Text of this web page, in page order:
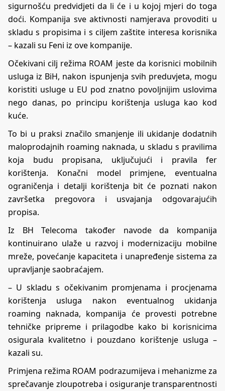
sigurnošću predvidjeti da li će i u kojoj mjeri do toga
doći. Kompanija sve aktivnosti namjerava provoditi u
skladu s propisima i s ciljem zaštite interesa korisnika
– kazali su Feni iz ove kompanije.
Očekivani cilj režima ROAM jeste da korisnici mobilnih
usluga iz BiH, nakon ispunjenja svih preduvjeta, mogu
koristiti usluge u EU pod znatno povoljnijim uslovima
nego danas, po principu korištenja usluga kao kod
kuće.
To bi u praksi značilo smanjenje ili ukidanje dodatnih
maloprodajnih roaming naknada, u skladu s pravilima
koja budu propisana, uključujući i pravila fer
korištenja. Konačni model primjene, eventualna
ograničenja i detalji korištenja bit će poznati nakon
završetka pregovora i usvajanja odgovarajućih
propisa.
Iz BH Telecoma također navode da kompanija
kontinuirano ulaže u razvoj i modernizaciju mobilne
mreže, povećanje kapaciteta i unapređenje sistema za
upravljanje saobraćajem.
– U skladu s očekivanim promjenama i procjenama
korištenja usluga nakon eventualnog ukidanja
roaming naknada, kompanija će provesti potrebne
tehničke pripreme i prilagodbe kako bi korisnicima
osigurala kvalitetno i pouzdano korištenje usluga –
kazali su.
Primjena režima ROAM podrazumijeva i mehanizme za
sprečavanje zloupotreba i osiguranje transparentnosti